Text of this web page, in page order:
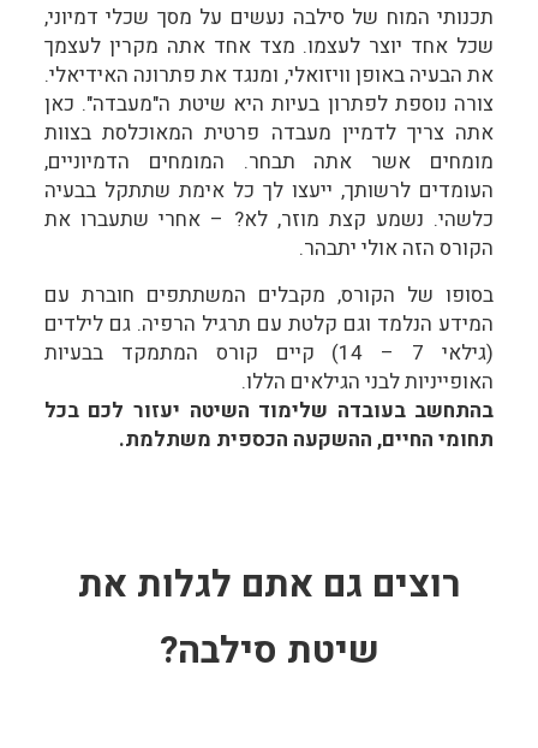
תכנותי המוח של סילבה נעשים על מסך שכלי דמיוני,
שכל אחד יוצר לעצמו. מצד אחד אתה מקרין לעצמך
את הבעיה באופן וויזואלי, ומנגד את פתרונה האידיאלי.
צורה נוספת לפתרון בעיות היא שיטת ה"מעבדה". כאן
אתה צריך לדמיין מעבדה פרטית המאוכלסת בצוות
מומחים אשר אתה תבחר. המומחים הדמיוניים,
העומדים לרשותך, ייעצו לך כל אימת שתתקל בבעיה
כלשהי. נשמע קצת מוזר, לא? – אחרי שתעברו את
הקורס הזה אולי יתבהר.
בסופו של הקורס, מקבלים המשתתפים חוברת עם
המידע הנלמד וגם קלטת עם תרגיל הרפיה. גם לילדים
(גילאי 7 – 14) קיים קורס המתמקד בבעיות
האופייניות לבני הגילאים הללו.
בהתחשב בעובדה שלימוד השיטה יעזור לכם בכל
תחומי החיים, ההשקעה הכספית משתלמת.
רוצים גם אתם לגלות את
שיטת סילבה?